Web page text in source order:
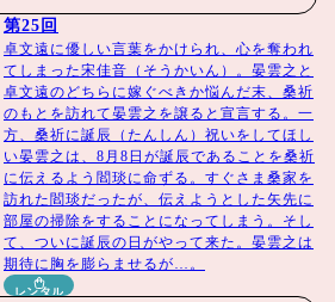
第25回
卓文遠に優しい言葉をかけられ、心を奪われ
てしまった宋佳音（そうかいん）。晏雲之と
卓文遠のどちらに嫁ぐべきか悩んだ末、桑祈
のもとを訪れて晏雲之を譲ると宣言する。一
方、桑祈に誕辰（たんしん）祝いをしてほし
い晏雲之は、8月8日が誕辰であることを桑祈
に伝えるよう閻琰に命ずる。すぐさま桑家を
訪れた閻琰だったが、伝えようとした矢先に
部屋の掃除をすることになってしまう。そし
て、ついに誕辰の日がやって来た。晏雲之は
期待に胸を膨らませるが…。
レンタル